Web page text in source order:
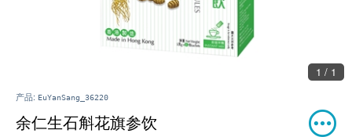
1 / 1
产品: EuYanSang_36220
余仁生石斛花旗参饮